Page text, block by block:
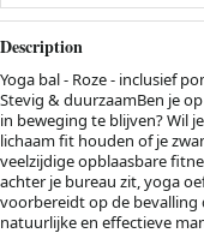
Description
Yoga bal - Roze - inclusief
Stevig & duurzaamBen je
in beweging te blijven? Wil
lichaam fit houden of je
veelzijdige opblaasbare
achter je bureau zit, yoga
voorbereidt op de bevalling
natuurlijke en effectieve